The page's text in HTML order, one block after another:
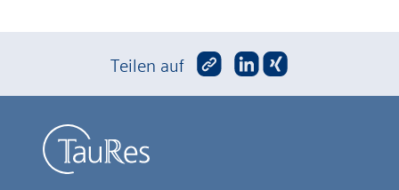
Teilen auf